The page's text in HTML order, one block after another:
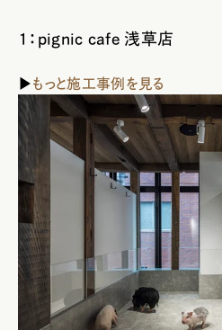
１：pignic cafe 浅草店
▶もっと施工事例を見る